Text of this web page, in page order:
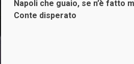
Napoli che guaio, se n’è fatto
Conte disperato